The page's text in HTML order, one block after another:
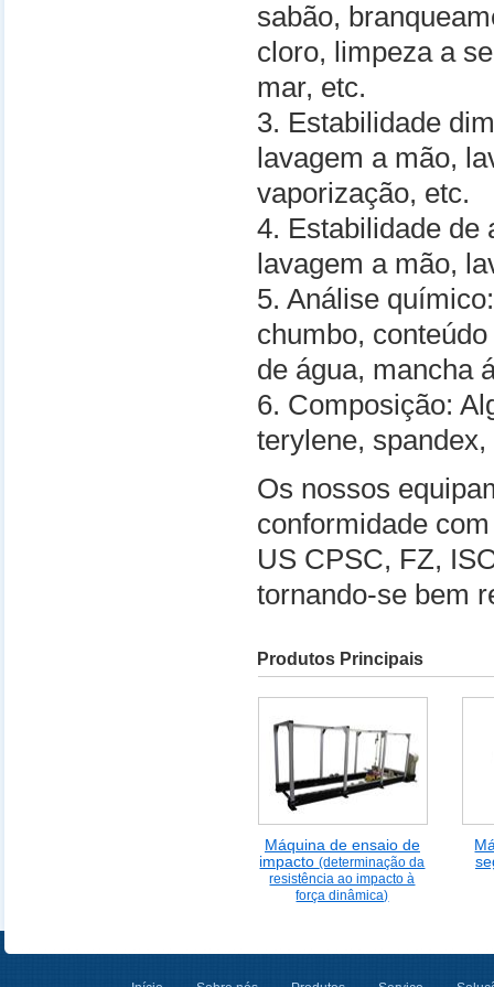
sabão,
cloro, limpeza a
mar, etc.
3. Estabilidade
lavagem a mão,
vaporização, etc.
4. Estabilidade de
lavagem a mão,
5. Análise
chumbo,
de água, mancha
6. Composição:
terylene, spandex,
Os nossos
conformidade
US CPSC, FZ,
tornando-se bem
Produtos Principais
Máquina de ensaio de
impacto(determinação da
resistência ao impacto à
força dinâmica)